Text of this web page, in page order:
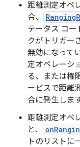
距離測定オペ
合、
テータス コー
クがトリガー
無効になって
定オペレーシ
る、または権
ービスで距離
合に発生します
距離測定オペ
と、
トのリストに